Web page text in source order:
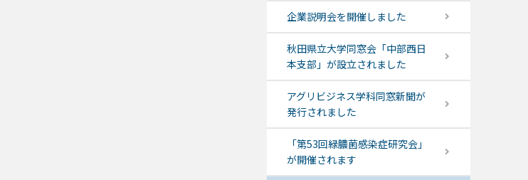
企業説明会を開催しました
秋田県立大学同窓会「中部西日
本支部」が設立されました
アグリビジネス学科同窓新聞が
発行されました
「第53回緑膿菌感染症研究会」
が開催されます